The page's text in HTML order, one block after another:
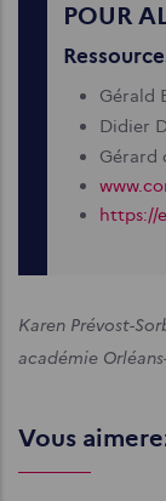
POUR
Gérald
Didier
Gérard
https://
Karen Prévost-
académie
Vous